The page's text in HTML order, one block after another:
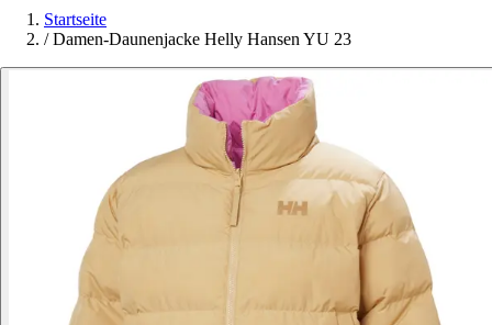
Startseite
/ Damen-Daunenjacke Helly Hansen YU 23